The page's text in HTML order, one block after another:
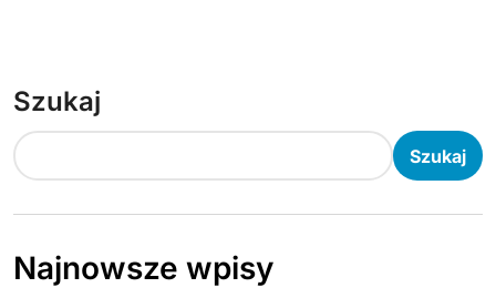
Szukaj
Szukaj
Najnowsze wpisy